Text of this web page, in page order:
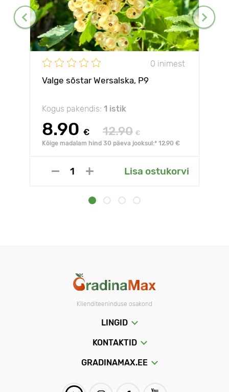
0 inimest
Valge sõstar Wersalska, Р9
Kogus pakendis: 1 istik
8.90 € 12.90 €
Kõige madalam hind 30 päeva jooksul:* 12.90 €
Lisa ostukorvi
Klienditeeninduse osakond
LINGID
KONTAKTID
GRADINAMAX.EE